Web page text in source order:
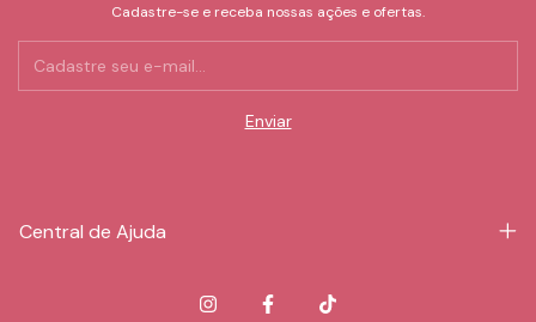
Cadastre-se e receba nossas ações e ofertas.
Central de Ajuda